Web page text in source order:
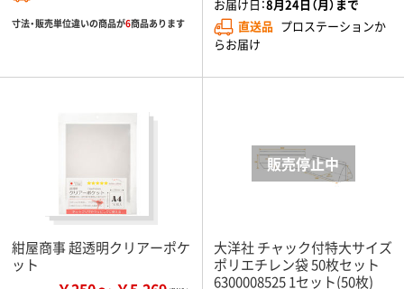
寸法・販売単位違いの商品が6商品あります
お届け日：8月24日（月）まで
直送品 プロステーションか
らお届け
紺屋商事 超透明クリアーポケ
ット
大洋社 チャック付特大サイズ
ポリエチレン袋 50枚セット
6300008525 1セット(50枚)